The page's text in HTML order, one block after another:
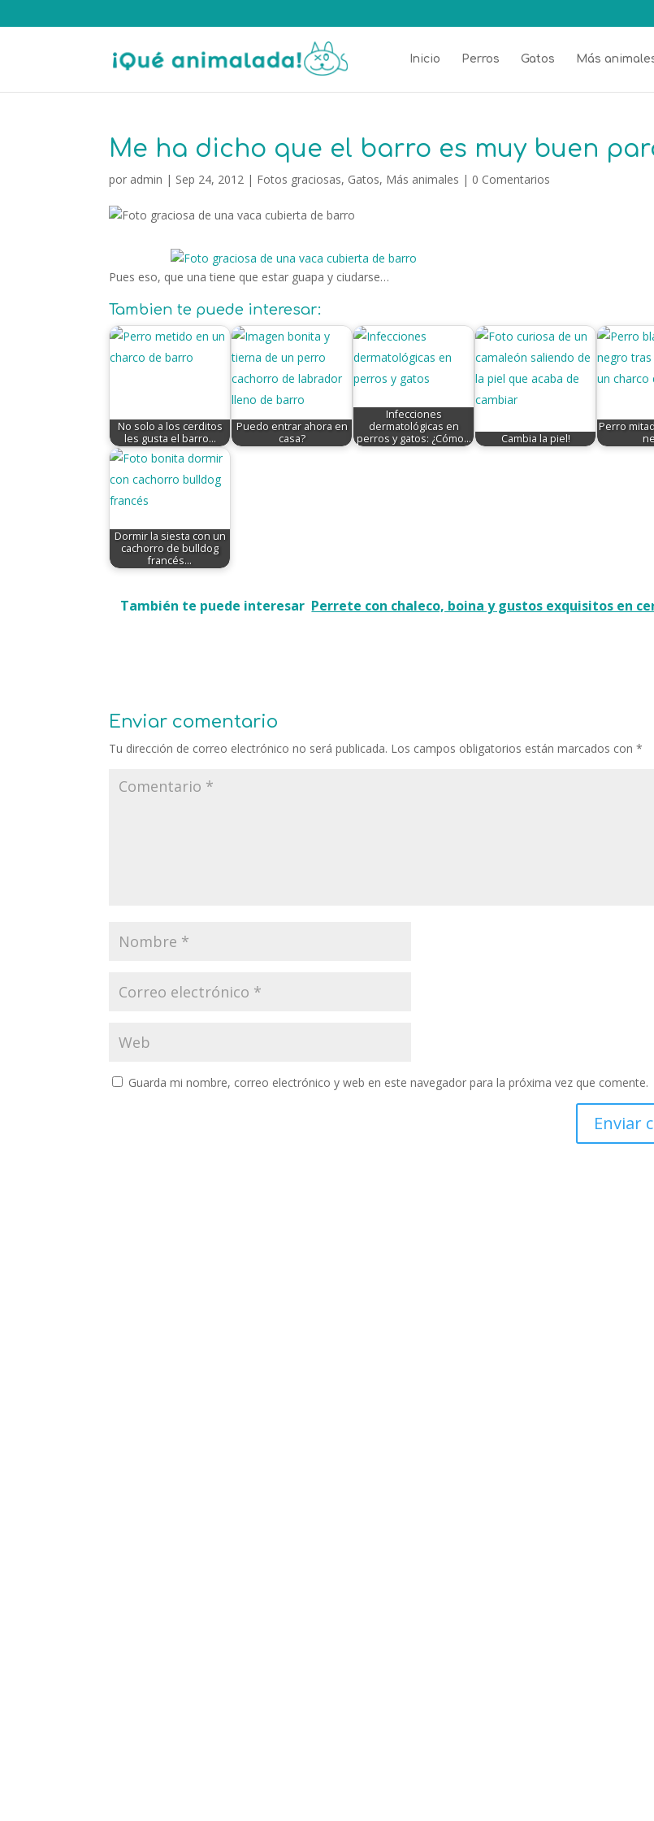
Inicio Perros Gatos Más
Me ha dicho que el barro es muy buen
por admin | Sep 24, 2012 | Fotos graciosas, Gatos, Más animales | 0 Comentarios
Pues eso, que una tiene que estar guapa y ciudarse…
Tambien te puede interesar:
No solo a los cerditos
les gusta el barro...
Puedo entrar ahora en
casa?
Infecciones
dermatológicas en
perros y gatos: ¿Cómo…
Cambia la piel!
Perro
Dormir la siesta con un
cachorro de bulldog
francés…
También te puede interesar Perrete con chaleco, boina y gustos exquisitos en
Enviar comentario
Tu dirección de correo electrónico no será publicada. Los campos obligatorios están marcados con*
Guarda mi nombre, correo electrónico y web en este navegador para la próxima vez que comente.